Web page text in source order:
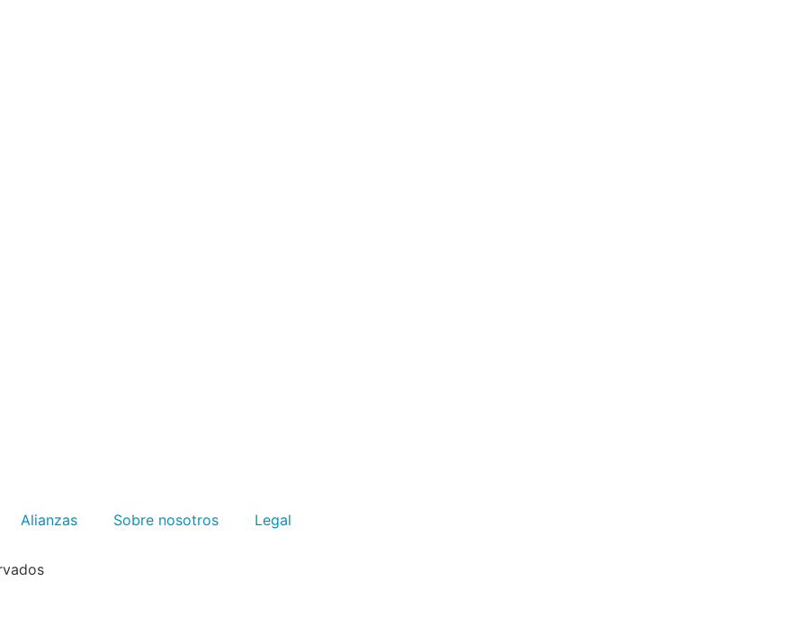
Alianzas Sobre nosotros Legal